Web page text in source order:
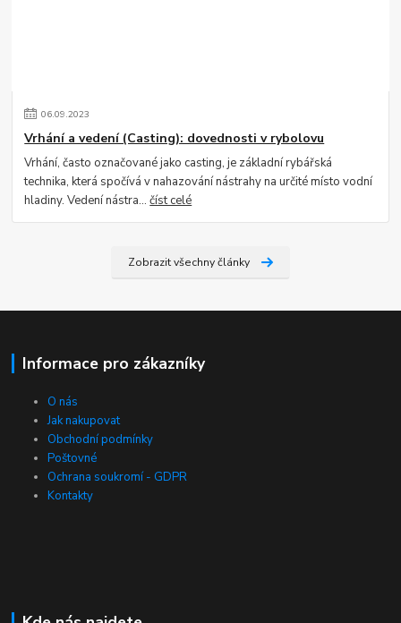
06.09.2023
Vrhání a vedení (Casting): dovednosti v rybolovu
Vrhání, často označované jako casting, je základní rybářská
technika, která spočívá v nahazování nástrahy na určité místo vodní
hladiny. Vedení nástra...číst celé
Zobrazit všechny články
Informace pro zákazníky
O nás
Jak nakupovat
Obchodní podmínky
Poštovné
Ochrana soukromí - GDPR
Kontakty